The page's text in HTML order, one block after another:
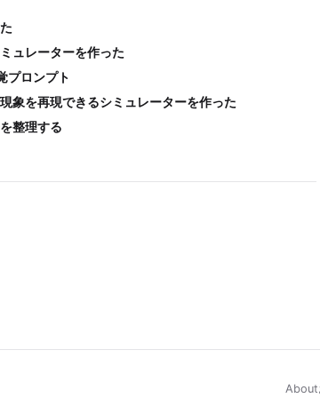
ュレーターを作った
プロンプト
象を再現できるシミュレーターを作った
整理する
About